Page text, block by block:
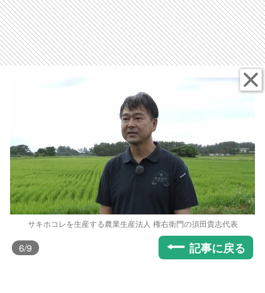
サキホコレを生産する農業生産法人 権右衛門の須田貴志代表
6/9 記事に戻る